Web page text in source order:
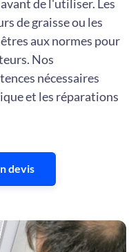
de l'utiliser. Les
de graisse ou les
aux normes pour
Nos
nécessaires
et les réparations
devis